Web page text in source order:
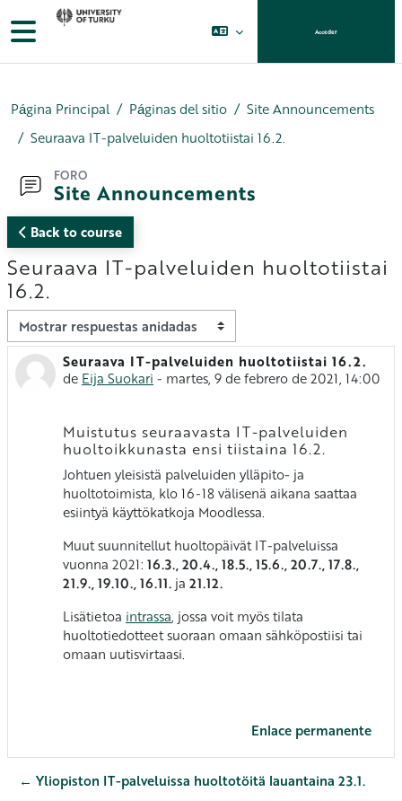
Salta al contenido principal
Panel lateral Acceder
Página Principal Páginas del sitio
Site Announcements
Seuraava IT-palveluiden huoltotiistai 16.2.
FORO
Site Announcements
Back to course
Seuraava IT-palveluiden huoltotiistai
16.2.
Mostrar modo
Seuraava IT-palveluiden huoltotiistai 16.2.
de Eija Suokari - martes, 9 de febrero de 2021, 14:00
Número de respuestas: 0
Muistutus seuraavasta IT-palveluiden
huoltoikkunasta ensi tiistaina 16.2.
Johtuen yleisistä palveluiden ylläpito- ja
huoltotoimista, klo 16-18 välisenä aikana saattaa
esiintyä käyttökatkoja Moodlessa.
Muut suunnitellut huoltopäivät IT-palveluissa
vuonna 2021: 16.3., 20.4., 18.5., 15.6.,20.7., 17.8.,
21.9., 19.10., 16.11. ja 21.12.
Lisätietoa intrassa, jossa voit myös tilata
huoltotiedotteet suoraan omaan sähköpostiisi tai
omaan uutisvirtaasi.
Enlace permanente
← Yliopiston IT-palveluissa huoltotöitä lauantaina 23.1.